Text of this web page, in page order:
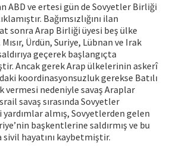
ABD ve ertesi gün de Sovyetler Birliği
Bağımsızlığını ilan
sonra Arap Birliği üyesi beş ülke
Mısır, Ürdün, Suriye, Lübnan ve Irak
geçerek başlangıçta
Ancak gerek Arap ülkelerinin askerî
koordinasyonsuzluk gerekse Batılı
vermesi nedeniyle savaş Araplar
savaş sırasında Sovyetler
almış, Sovyetlerden gelen
başkentlerine saldırmış ve bu
sivil hayatını kaybetmiştir.